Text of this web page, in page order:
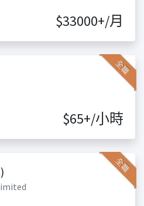
$33000+/月
全職
$65+/小時
全職